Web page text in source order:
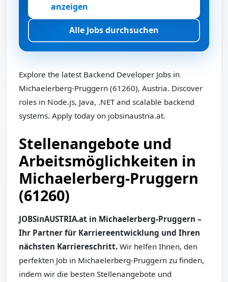
anzeigen
Alle Jobs durchsuchen
Explore the latest Backend Developer Jobs in
Michaelerberg-Pruggern (61260), Austria. Discover
roles in Node.js, Java, .NET and scalable backend
systems. Apply today on jobsinaustria.at.
Stellenangebote und
Arbeitsmöglichkeiten in
Michaelerberg-Pruggern
(61260)
JOBSinAUSTRIA.at in Michaelerberg-Pruggern –
Ihr Partner für Karriereentwicklung und Ihren
nächsten Karriereschritt. Wir helfen Ihnen, den
perfekten Job in Michaelerberg-Pruggern zu finden,
indem wir die besten Stellenangebote und